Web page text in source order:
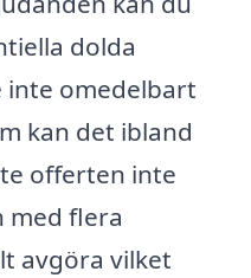
dolda
inte omedelbart
kan det ibland
offerten inte
med flera
avgöra vilket